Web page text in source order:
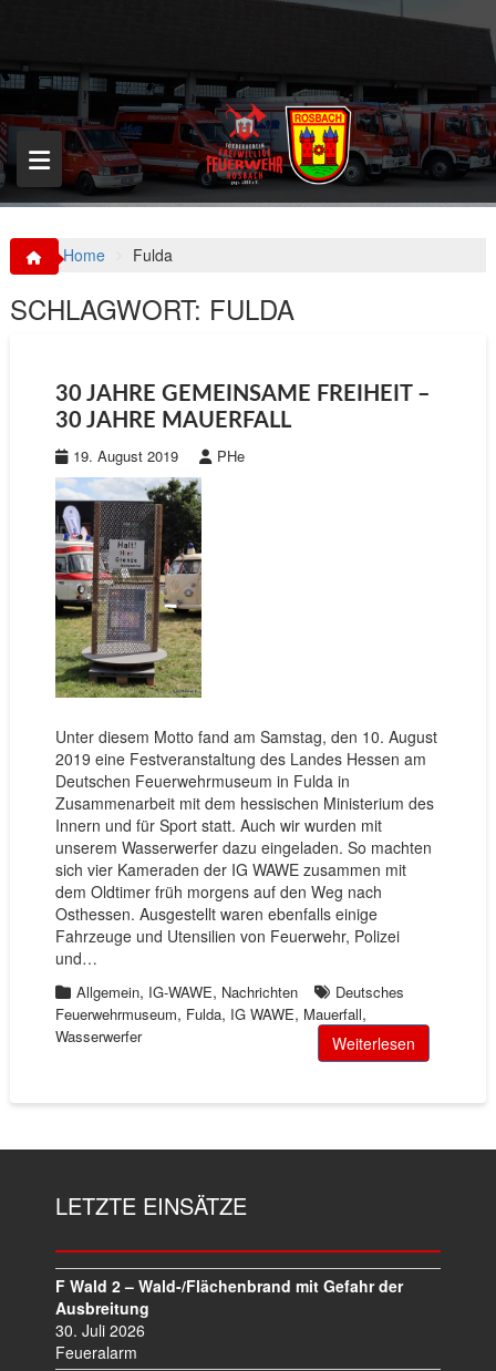
p
o
c
o
n
t
Home Fulda
SCHLAGWORT: FULDA
30 JAHRE GEMEINSAME FREIHEIT –
30 JAHRE MAUERFALL
19. August 2019 PHe
Unter diesem Motto fand am Samstag, den 10. August
2019 eine Festveranstaltung des Landes Hessen am
Deutschen Feuerwehrmuseum in Fulda in
Zusammenarbeit mit dem hessischen Ministerium des
Innern und für Sport statt. Auch wir wurden mit
unserem Wasserwerfer dazu eingeladen. So machten
sich vier Kameraden der IG WAWE zusammen mit
dem Oldtimer früh morgens auf den Weg nach
Osthessen. Ausgestellt waren ebenfalls einige
Fahrzeuge und Utensilien von Feuerwehr, Polizei
und…
Allgemein, IG-WAWE, Nachrichten
Deutsches
Feuerwehrmuseum, Fulda, IG WAWE, Mauerfall,
Wasserwerfer Weiterlesen
LETZTE EINSÄTZE
F Wald 2 – Wald-/Flächenbrand mit Gefahr der
Ausbreitung
30. Juli 2026
Feueralarm